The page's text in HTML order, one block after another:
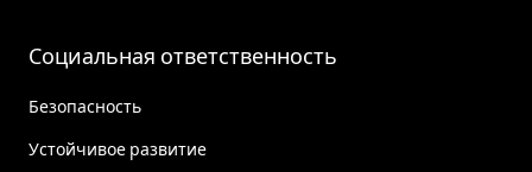
Социальная ответственность
Безопасность
Устойчивое развитие